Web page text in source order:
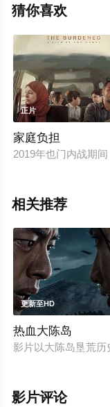
里查克斯,Abdelkad
关信息可移步至豆
。
猜你喜欢
正片
家庭负担
2019年也门内战期
相关推荐
更新至HD
热血大陈岛
影片以大陈岛垦荒
影片评论